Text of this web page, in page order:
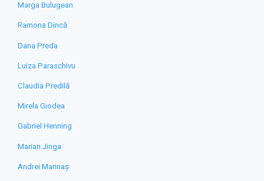
Marga Bulugean
Ramona Dincă
Dana Preda
Luiza Paraschivu
Claudia Predilă
Mirela Giodea
Gabriel Henning
Marian Jinga
Andrei Marinaș